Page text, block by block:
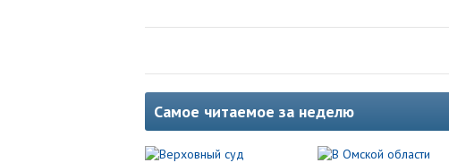
Самое читаемое за неделю